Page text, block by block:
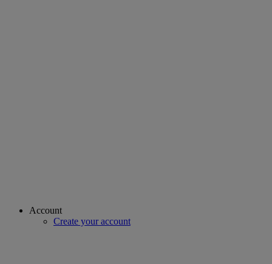
Account
Create your account